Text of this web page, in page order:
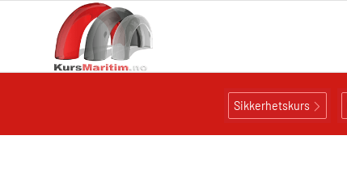
Sikkerhetskurs